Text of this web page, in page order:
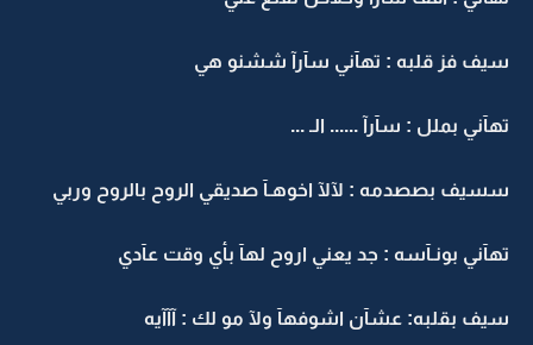
سيف فز قلبه : تهآني سآرآ ششنو هي
تهآني بملل : سآرآ ...... الـ ...
سسيف بصصدمه : لآلآ اخوهـآ صديقي الروح بالروح وربي
تهآني بونـآسه : جد يعني اروح لهآ بأي وقت عآدي
سيف بقلبه: عشآن اشوفهآ ولآ مو لك : آآآيه